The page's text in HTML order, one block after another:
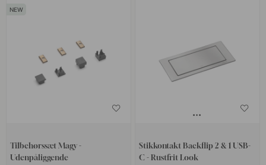
Tilbehørssæt Magy -
Udenpåliggende
Stikkontakt Backflip 2 & 1 USB-
C - Rustfrit Look